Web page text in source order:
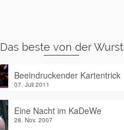
Das beste von der Wurst
Beeindruckender Kartentrick
07. Juli 2011
Eine Nacht im KaDeWe
28. Nov. 2007